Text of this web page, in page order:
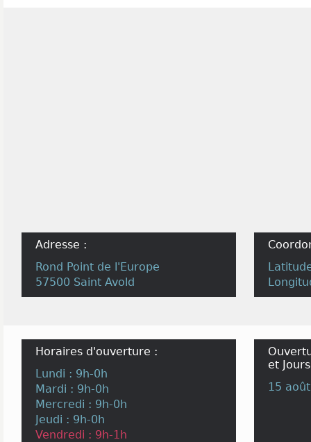
Adresse :
Rond Point de l'Europe
57500 Saint Avold
Horaires d'ouverture :
Lundi : 9h-0h
Mardi : 9h-0h
Mercredi : 9h-0h
Jeudi : 9h-0h
Vendredi : 9h-1h
et
15 août